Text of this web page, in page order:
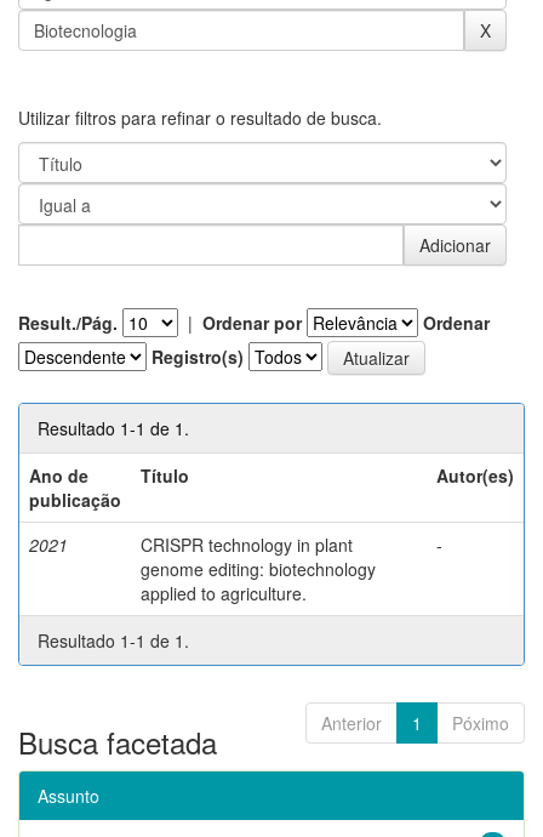
Utilizar filtros para refinar o resultado de busca.
Result./Pág. | Ordenar por
Ordenar
Registro(s)
Resultado 1-1 de 1.
Ano de
publicação
Título Autor(es)
2021
CRISPR technology in plant
genome editing: biotechnology
applied to agriculture.
-
Resultado 1-1 de 1.
Anterior 1 Póximo
Busca facetada
Assunto